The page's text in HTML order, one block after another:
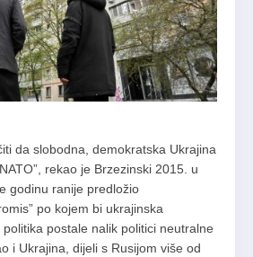
da slobodna, demokratska Ukrajina
rekao je Brzezinski 2015. u
godinu ranije predložio
po kojem bi ukrajinska
postale nalik politici neutralne
i Ukrajina, dijeli s Rusijom više od